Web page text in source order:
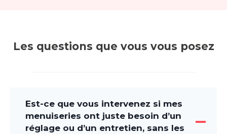
Les questions que vous vous posez
Est-ce que vous intervenez si mes
menuiseries ont juste besoin d’un
réglage ou d’un entretien, sans les